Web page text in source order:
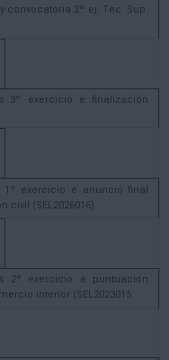
convocatoria 2º ej. Tec. Sup.
3º exercicio e finalización
1º exercicio e anuncio final
(SEL2026016)
2º exercicio e puntuación
interior (SEL2023015